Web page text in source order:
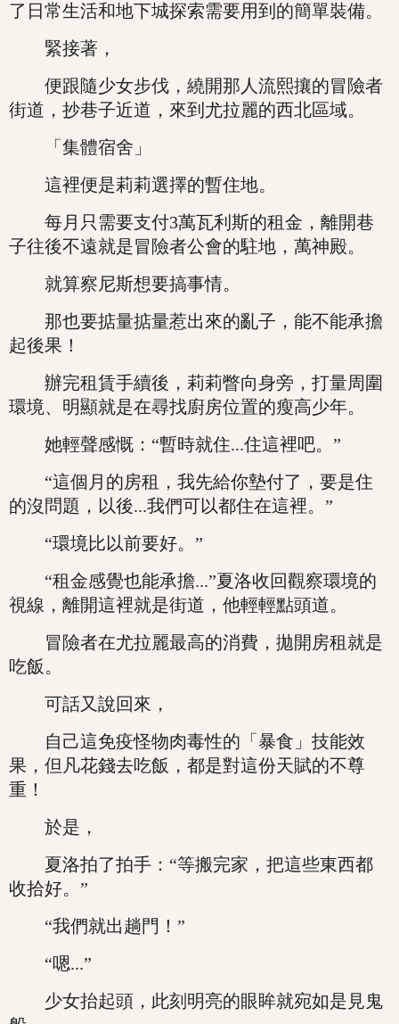
了日常生活和地下城探索需要用到的簡單裝備。
緊接著，
便跟隨少女步伐，繞開那人流熙攘的冒險者
街道，抄巷子近道，來到尤拉麗的西北區域。
「集體宿舍」
這裡便是莉莉選擇的暫住地。
每月只需要支付3萬瓦利斯的租金，離開巷
子往後不遠就是冒險者公會的駐地，萬神殿。
就算察尼斯想要搞事情。
那也要掂量掂量惹出來的亂子，能不能承擔
起後果！
辦完租賃手續後，莉莉瞥向身旁，打量周圍
環境、明顯就是在尋找廚房位置的瘦高少年。
她輕聲感慨：“暫時就住...住這裡吧。”
“這個月的房租，我先給你墊付了，要是住
的沒問題，以後...我們可以都住在這裡。”
“環境比以前要好。”
“租金感覺也能承擔...”夏洛收回觀察環境的
視線，離開這裡就是街道，他輕輕點頭道。
冒險者在尤拉麗最高的消費，拋開房租就是
吃飯。
可話又說回來，
自己這免疫怪物肉毒性的「暴食」技能效
果，但凡花錢去吃飯，都是對這份天賦的不尊
重！
於是，
夏洛拍了拍手：“等搬完家，把這些東西都
收拾好。”
“我們就出趟門！”
“嗯...”
少女抬起頭，此刻明亮的眼眸就宛如是見鬼